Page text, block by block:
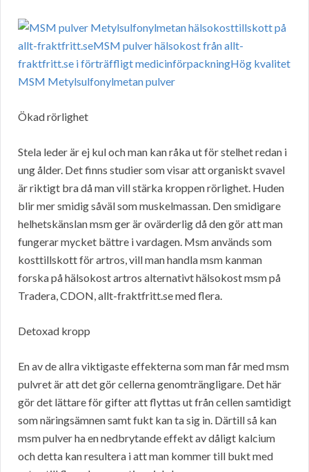
Ökad rörlighet
Stela leder är ej kul och man kan råka ut för stelhet redan i
ung ålder. Det finns studier som visar att organiskt svavel
är riktigt bra då man vill stärka kroppen rörlighet. Huden
blir mer smidig såväl som muskelmassan. Den smidigare
helhetskänslan msm ger är ovärderlig då den gör att man
fungerar mycket bättre i vardagen. Msm används som
kosttillskott för artros, vill man handla msm kanman
forska på hälsokost artros alternativt hälsokost msm på
Tradera, CDON, allt-fraktfritt.se med flera.
Detoxad kropp
En av de allra viktigaste effekterna som man får med msm
pulvret är att det gör cellerna genomträngligare. Det här
gör det lättare för gifter att flyttas ut från cellen samtidigt
som näringsämnen samt fukt kan ta sig in. Därtill så kan
msm pulver ha en nedbrytande effekt av dåligt kalcium
och detta kan resultera i att man kommer till bukt med